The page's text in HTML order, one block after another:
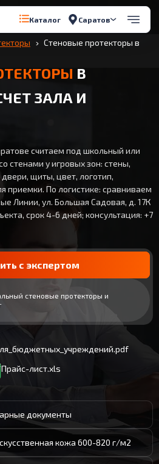
Каталог Саратов
Стеновые протекторы в
В
ЗАЛА И
считаем под школьный или
стенами у игровых зон: стены,
щиты, цвет, логотип,
приемки. По логистике: сравниваем
Линии, ул. Большая Садовая, д. 17К
срок 4-6 дней; консультация: +7
с экспертом
стеновые протекторы и
Прайс-лист.xls
документы
кожа 600-820 г/м2